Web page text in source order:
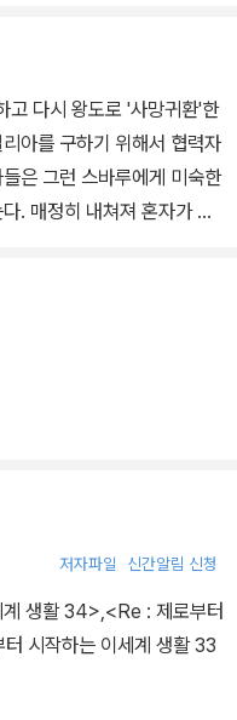
고 다시 왕도로 '사망귀환'한
아를 구하기 위해서 협력자
은 그런 스바루에게 미숙한
. 매정히 내쳐져 혼자가 된
저자파일 신간알림 신청
계 생활 34> <Re : 제로부터
시작하는 이세계 생활 33